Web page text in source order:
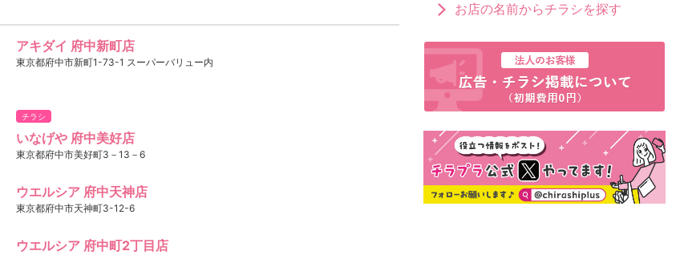
アキダイ 府中新町店
東京都府中市新町1-73-1 スーパーバリュー内
チラシ
いなげや 府中美好店
東京都府中市美好町3－13－6
ウエルシア 府中天神店
東京都府中市天神町3-12-6
ウエルシア 府中町2丁目店
お店の名前からチラシを探す